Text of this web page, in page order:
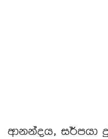
ආනන්දය, සර්පයා